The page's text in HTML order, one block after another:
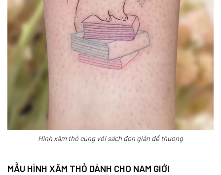
Hình xăm thỏ cùng với sách đơn giản dể thương
MẪU HÌNH XĂM THỎ DÀNH CHO NAM GIỚI